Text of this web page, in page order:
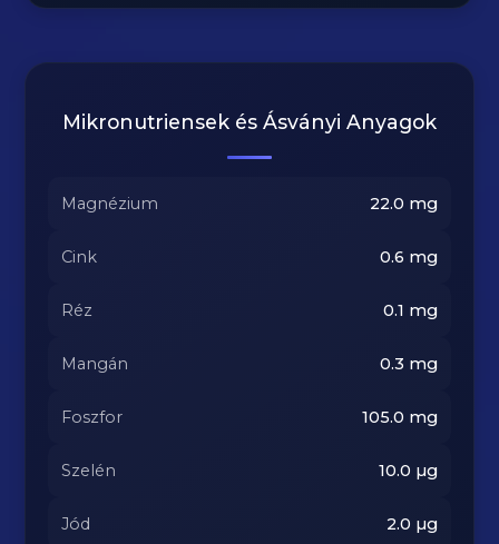
Mikronutriensek és Ásványi Anyagok
Magnézium 22.0 mg
Cink 0.6 mg
Réz 0.1 mg
Mangán 0.3 mg
Foszfor 105.0 mg
Szelén 10.0 µg
Jód 2.0 µg